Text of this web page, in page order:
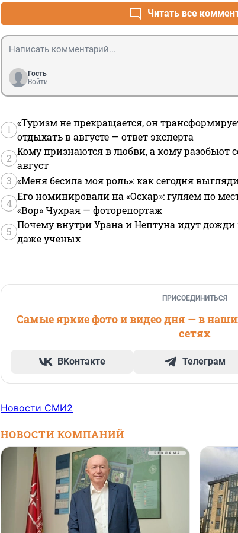
Читать все
Гость
Войти
1
«Туризм не прекращается, он
отдыхать в августе — ответ эксперта
2
Кому признаются в любви, а кому разобьют
август
3 «Меня бесила моя роль»: как сегодня
4
Его номинировали на «Оскар»: гуляем по
«Вор» Чухрая — фоторепортаж
5
Почему внутри Урана и Нептуна идут дожди
даже ученых
ПРИСОЕДИНИТЬСЯ
Самые яркие фото и видео дня — в
сетях
ВКонтакте Телеграм
Новости СМИ2
НОВОСТИ КОМПАНИЙ